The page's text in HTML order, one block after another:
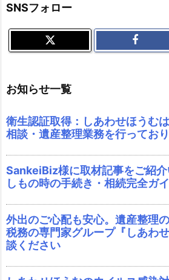
SNSフォロー
お知らせ一覧
衛生認証取得：しあわせほうむ
相談・遺産整理業務を行ってお
SankeiBiz様に取材記事をご紹
しもの時の手続き・相続完全ガイ
外出のご心配も安心。遺産整理
税務の専門家グループ『しあわ
談ください